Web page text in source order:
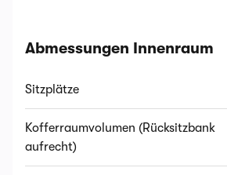
Abmessungen Innenraum
Sitzplätze
Kofferraumvolumen (Rücksitzbank
aufrecht)